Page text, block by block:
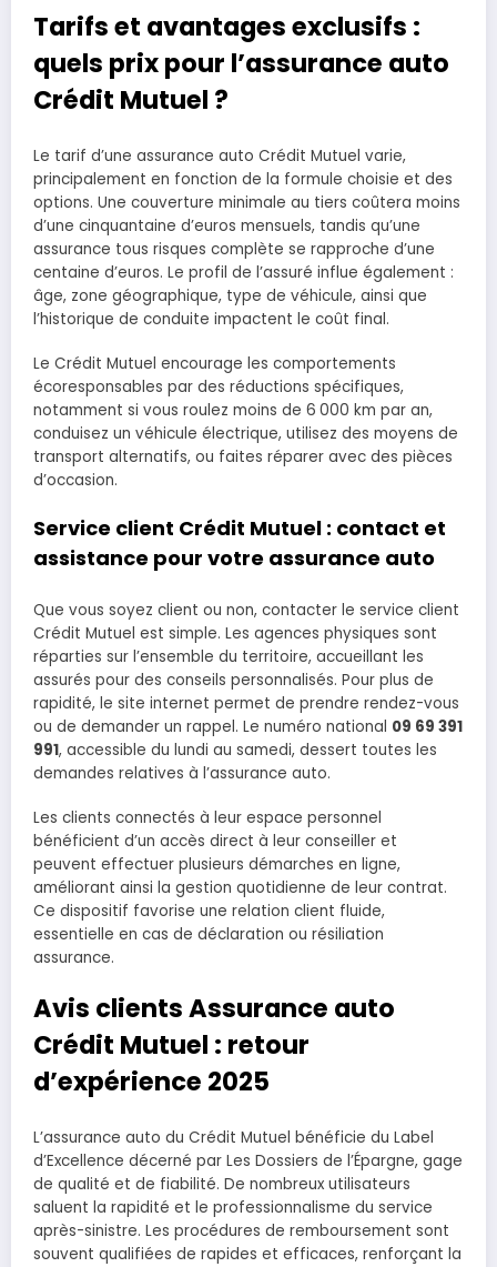
Tarifs et avantages exclusifs :
quels prix pour l’assurance auto
Crédit Mutuel ?
Le tarif d’une assurance auto Crédit Mutuel varie,
principalement en fonction de la formule choisie et des
options. Une couverture minimale au tiers coûtera moins
d’une cinquantaine d’euros mensuels, tandis qu’une
assurance tous risques complète se rapproche d’une
centaine d’euros. Le profil de l’assuré influe également :
âge, zone géographique, type de véhicule, ainsi que
l’historique de conduite impactent le coût final.
Le Crédit Mutuel encourage les comportements
écoresponsables par des réductions spécifiques,
notamment si vous roulez moins de 6 000 km par an,
conduisez un véhicule électrique, utilisez des moyens de
transport alternatifs, ou faites réparer avec des pièces
d’occasion.
Service client Crédit Mutuel : contact et
assistance pour votre assurance auto
Que vous soyez client ou non, contacter le service client
Crédit Mutuel est simple. Les agences physiques sont
réparties sur l’ensemble du territoire, accueillant les
assurés pour des conseils personnalisés. Pour plus de
rapidité, le site internet permet de prendre rendez-vous
ou de demander un rappel. Le numéro national 09 69 391
991, accessible du lundi au samedi, dessert toutes les
demandes relatives à l’assurance auto.
Les clients connectés à leur espace personnel
bénéficient d’un accès direct à leur conseiller et
peuvent effectuer plusieurs démarches en ligne,
améliorant ainsi la gestion quotidienne de leur contrat.
Ce dispositif favorise une relation client fluide,
essentielle en cas de déclaration ou résiliation
assurance.
Avis clients Assurance auto
Crédit Mutuel : retour
d’expérience 2025
L’assurance auto du Crédit Mutuel bénéficie du Label
d’Excellence décerné par Les Dossiers de l’Épargne, gage
de qualité et de fiabilité. De nombreux utilisateurs
saluent la rapidité et le professionnalisme du service
après-sinistre. Les procédures de remboursement sont
souvent qualifiées de rapides et efficaces, renforçant la